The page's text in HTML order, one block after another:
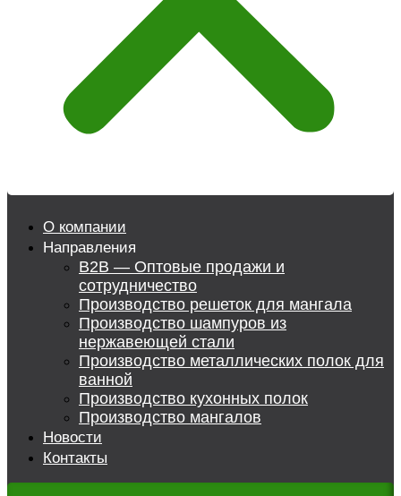
О компании
Направления
B2B — Оптовые продажи и
сотрудничество
Производство решеток для мангала
Производство шампуров из
нержавеющей стали
Производство металлических полок для
ванной
Производство кухонных полок
Производство мангалов
Новости
Контакты